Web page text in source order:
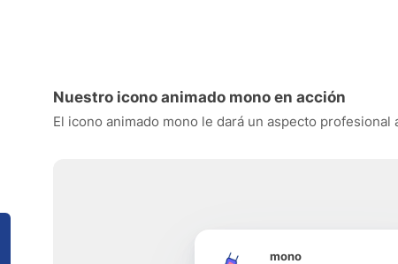
Nuestro icono animado mono en acción
El icono animado mono le dará un aspecto
mono